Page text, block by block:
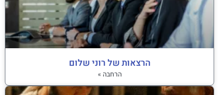
הרצאות של רוני שלום
הרחבה »